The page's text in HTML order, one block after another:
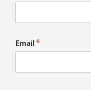
Email*